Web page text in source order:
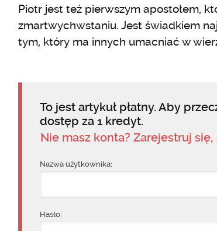
Piotr jest też pierwszym apostołem,
zmartwychwstaniu. Jest świadkiem
tym, który ma innych umacniać w
To jest artykuł płatny. Aby
dostęp za 1 kredyt.
Nie masz konta? Zarejestruj
Nazwa użytkownika:
Hasło: